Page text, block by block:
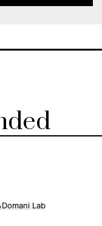
Domani Lab